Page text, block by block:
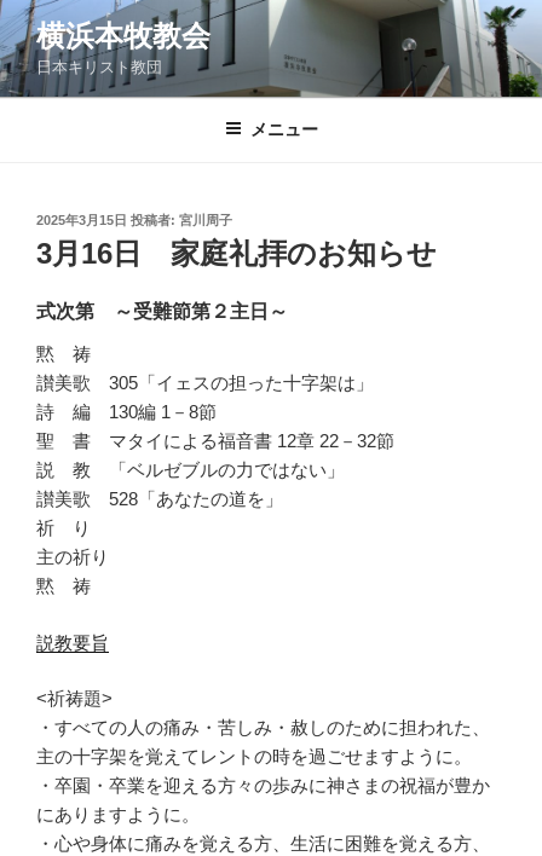
コ
ン
テ
ン
横浜本牧教会
日本キリスト教団
メニュー
投
稿
日:
2025年3月15日 投稿者: 宮川周子
3月16日 家庭礼拝のお知らせ
式次第 ～受難節第２主日～
黙 祷
讃美歌 305「イェスの担った十字架は」
詩 編 130編 1－8節
聖 書 マタイによる福音書 12章 22－32節
説 教 「ベルゼブルの力ではない」
讃美歌 528「あなたの道を」
祈 り
主の祈り
黙 祷
説教要旨
<祈祷題>
・すべての人の痛み・苦しみ・赦しのために担われた、
主の十字架を覚えてレントの時を過ごせますように。
・卒園・卒業を迎える方々の歩みに神さまの祝福が豊か
にありますように。
・心や身体に痛みを覚える方、生活に困難を覚える方、